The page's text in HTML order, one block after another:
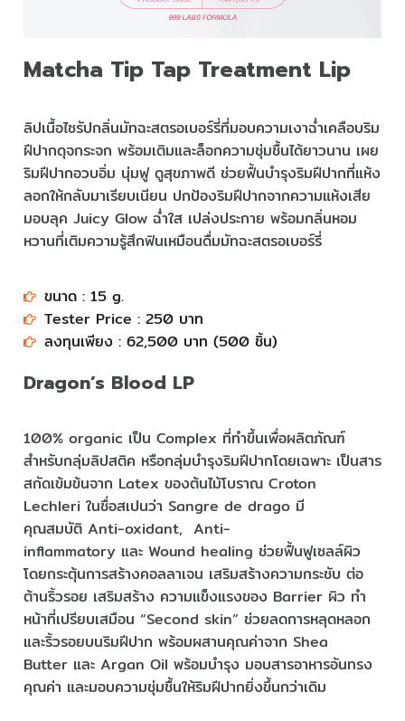
Matcha Tip Tap Treatment Lip
ลิปเนื้อไซรัปกลิ่นมัทฉะสตรอเบอร์รี่ที่มอบความเงาฉ่ำเคลือบริม
ฝีปากดุจกระจก พร้อมเติมและล็อกความชุ่มชื้นได้ยาวนาน เผย
ริมฝีปากอวบอิ่ม นุ่มฟู ดูสุขภาพดี ช่วยฟื้นบำรุงริมฝีปากที่แห้ง
ลอกให้กลับมาเรียบเนียน ปกป้องริมฝีปากจากความแห้งเสีย
มอบลุค Juicy Glow ฉ่ำใส เปล่งประกาย พร้อมกลิ่นหอม
หวานที่เติมความรู้สึกฟินเหมือนดื่มมัทฉะสตรอเบอร์รี่
ขนาด : 15 g.
Tester Price : 250 บาท​​​​​​​​​​​​
ลงทุนเพียง : 62,500 บาท (500 ชิ้น)​​​​​​​​​​​​
Dragon’s Blood LP
100% organic เป็น Complex ที่ทำขึ้นเพื่อผลิตภัณฑ์
สำหรับกลุ่มลิปสติค หรือกลุ่มบำรุงริมฝีปากโดยเฉพาะ เป็นสาร
สกัดเข้มข้นจาก Latex ของต้นไม้โบราณ Croton
Lechleri ในชื่อสเปนว่า Sangre de drago มี
คุณสมบัติ Anti-oxidant, Anti-
inflammatory และ Wound healing ช่วยฟื้นฟูเซลล์ผิว
โดยกระตุ้นการสร้างคอลลาเจน เสริมสร้างความกระชับ ต่อ
ต้านริ้วรอย เสริมสร้าง ความแข็งแรงของ Barrier ผิว ทำ
หน้าที่เปรียบเสมือน “Second skin” ช่วยลดการหลุดหลอก
และริ้วรอยบนริมฝีปาก พร้อมผสานคุณค่าจาก Shea
Butter และ Argan Oil พร้อมบำรุง มอบสารอาหารอันทรง
คุณค่า และมอบความชุ่มชื้นให้ริมฝีปากยิ่งขึ้นกว่าเดิม